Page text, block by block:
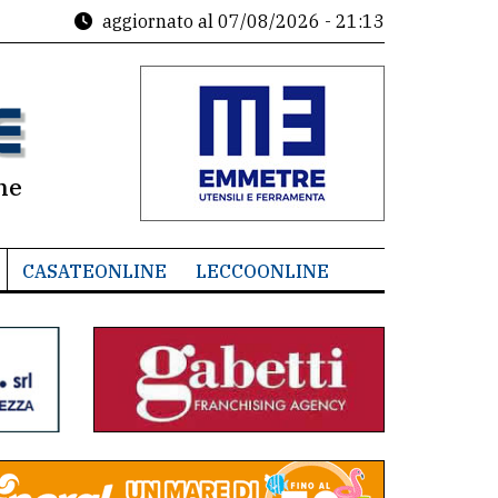
aggiornato al 07/08/2026 - 21:13
CASATEONLINE LECCOONLINE